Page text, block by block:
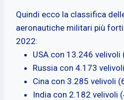
Quindi ecco la classifica
aeronautiche militari più
2022:
USA con 13.246 velivoli
Russia con 4.173
Cina con 3.285 velivoli
India con 2.182 velivoli